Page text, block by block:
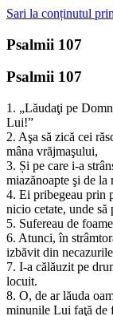
Sari la conținutul
Psalmii 107
Psalmii 107
1. „Lăudaţi pe
Lui!”
2. Aşa să zică cei
mâna vrăjmaşului,
3. Și pe care i-a
miazănoapte şi de la
4. Ei pribegeau prin
nicio cetate, unde să
5. Sufereau de
6. Atunci, în
izbăvit din
7. I-a călăuzit pe
locuit.
8. O, de ar lăuda
minunile Lui faţă de